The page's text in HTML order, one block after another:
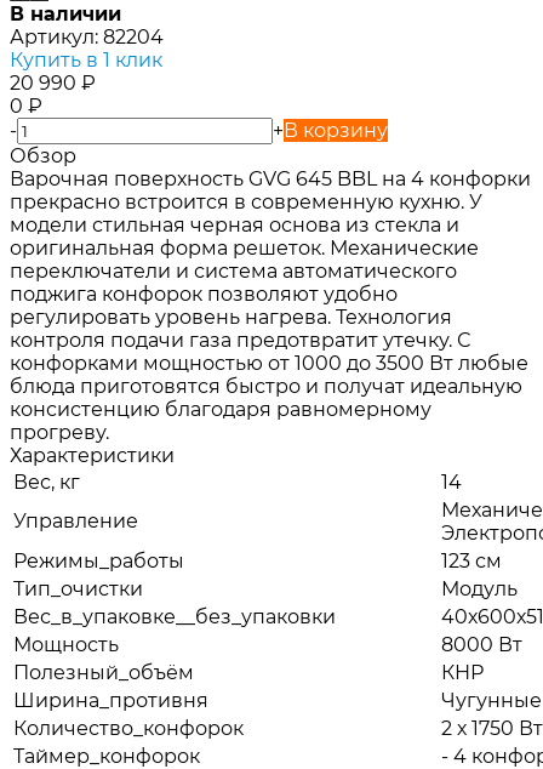
В наличии
Артикул: 82204
Купить в 1 клик
20 990 ₽
0 ₽
-
+В корзину
Обзор
Варочная поверхность GVG 645 BBL на 4 конфорки
прекрасно встроится в современную кухню. У
модели стильная черная основа из стекла и
оригинальная форма решеток. Механические
переключатели и система автоматического
поджига конфорок позволяют удобно
регулировать уровень нагрева. Технология
контроля подачи газа предотвратит утечку. С
конфорками мощностью от 1000 до 3500 Вт любые
блюда приготовятся быстро и получат идеальную
консистенцию благодаря равномерному
прогреву.
Характеристики
Вес, кг
14
Управление
Режимы_работы
123 см
Тип_очистки
Модуль
Вес_в_упаковке__без_упаковки
Мощность
8000 Вт
Полезный_объём
КНР
Ширина_противня
Чугунные
Количество_конфорок
2 х 1750 Вт
Таймер_конфорок
- 4